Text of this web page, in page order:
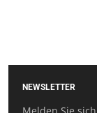
NEWSLETTER